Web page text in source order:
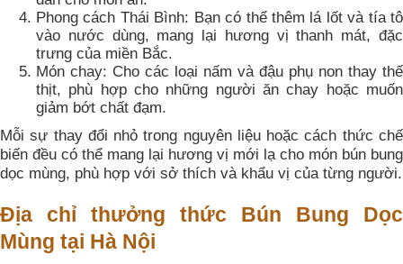
Phong cách Thái Bình: Bạn có thể thêm lá lốt và tía tô
vào nước dùng, mang lại hương vị thanh mát, đặc
trưng của miền Bắc.
Món chay: Cho các loại nấm và đậu phụ non thay thế
thịt, phù hợp cho những người ăn chay hoặc muốn
giảm bớt chất đạm.
Mỗi sự thay đổi nhỏ trong nguyên liệu hoặc cách thức chế
biến đều có thể mang lại hương vị mới lạ cho món bún bung
dọc mùng, phù hợp với sở thích và khẩu vị của từng người.
Địa chỉ thưởng thức Bún Bung Dọc
Mùng tại Hà Nội